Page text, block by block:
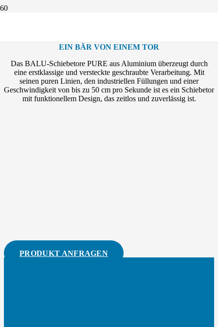
EIN BÄR VON EINEM TOR
Das BALU-Schiebetore PURE aus Aluminium überzeugt durch
eine erstklassige und versteckte geschraubte Verarbeitung. Mit
seinen puren Linien, den industriellen Füllungen und einer
Geschwindigkeit von bis zu 50 cm pro Sekunde ist es ein Schiebetor
mit funktionellem Design, das zeitlos und zuverlässig ist.
PRODUKT ANFRAGEN